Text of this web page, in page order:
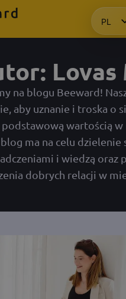
PL
HU
KO
Lovas
na blogu Beeward!
aby uznanie i troska o
podstawową wartością w
blog ma na celu dzielenie
i wiedzą oraz
dobrych relacji w